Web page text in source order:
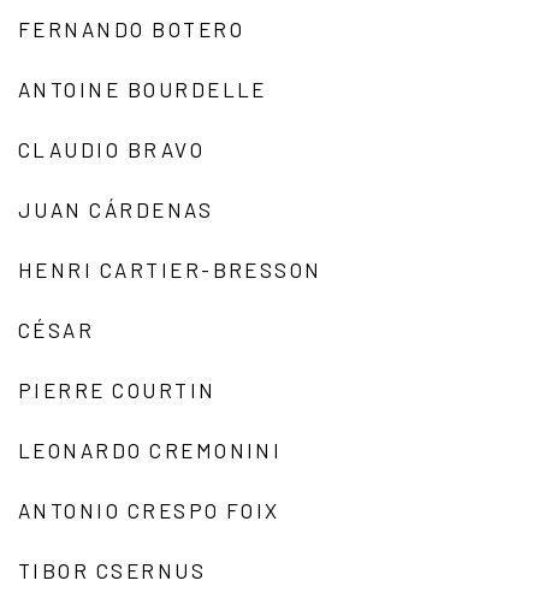
FERNANDO BOTERO
ANTOINE BOURDELLE
CLAUDIO BRAVO
JUAN CÁRDENAS
HENRI CARTIER-BRESSON
CÉSAR
PIERRE COURTIN
LEONARDO CREMONINI
ANTONIO CRESPO FOIX
TIBOR CSERNUS